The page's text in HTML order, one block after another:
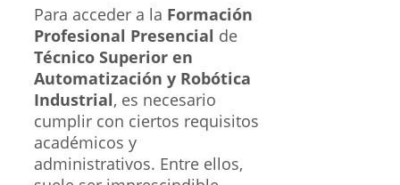
Para acceder a la Formación
Profesional Presencial de
Técnico Superior en
Automatización y Robótica
Industrial, es necesario
cumplir con ciertos requisitos
académicos y
administrativos. Entre ellos,